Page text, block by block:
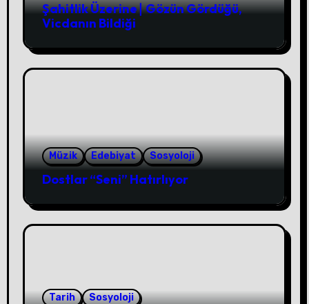
Şahitlik Üzerine∣ Gözün Gördüğü,
Vicdanın Bildiği
Müzik Edebiyat Sosyoloji
Dostlar “Seni” Hatırlıyor
Tarih Sosyoloji